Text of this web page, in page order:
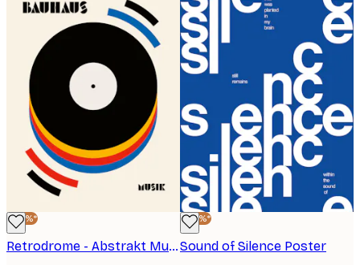
-40%*
Retrodrome - Abstrakt Musik Vinyl Poster
-40%*
Sound of Silence Poster